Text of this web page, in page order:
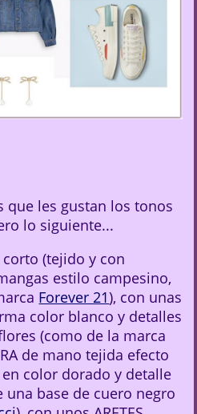
que les gustan los tonos
lo siguiente...
corto (tejido y con
estilo campesino,
Forever 21), con unas
color blanco y detalles
(como de la marca
de mano tejida efecto
color dorado y detalle
base de cuero negro